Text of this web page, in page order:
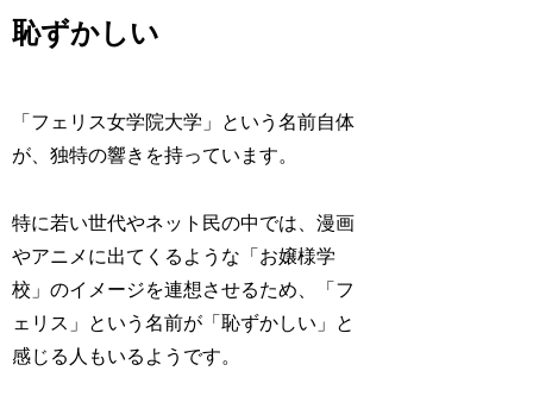
恥ずかしい
「フェリス女学院大学」という名前自体
が、独特の響きを持っています。
特に若い世代やネット民の中では、漫画
やアニメに出てくるような「お嬢様学
校」のイメージを連想させるため、「フ
ェリス」という名前が「恥ずかしい」と
感じる人もいるようです。